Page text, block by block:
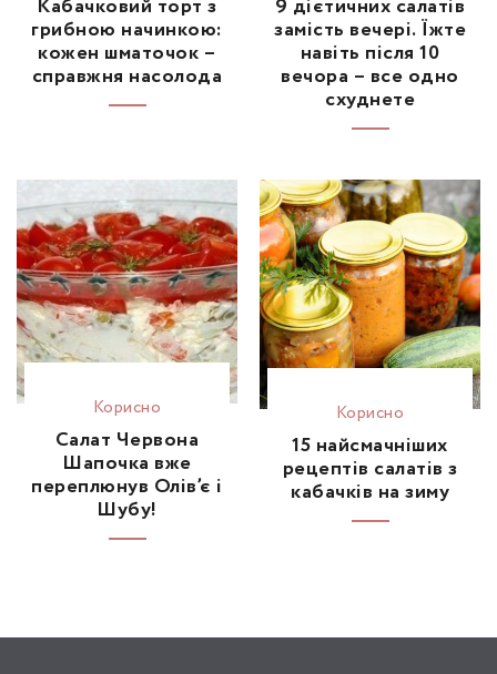
Кабачковий торт з
грибною начинкою:
кожен шматочок –
справжня насолода
9 дієтичних салатів
замість вечері. Їжте
навіть після 10
вечора – все одно
схуднете
Корисно
Сaлaт Червона
Шaпочкa вже
переплюнув Олів’є і
Шyбy!
Корисно
15 найсмачніших
рецептів салатів з
кабачків на зиму